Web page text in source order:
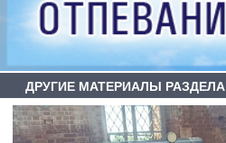
ДРУГИЕ МАТЕРИАЛЫ РАЗДЕЛА